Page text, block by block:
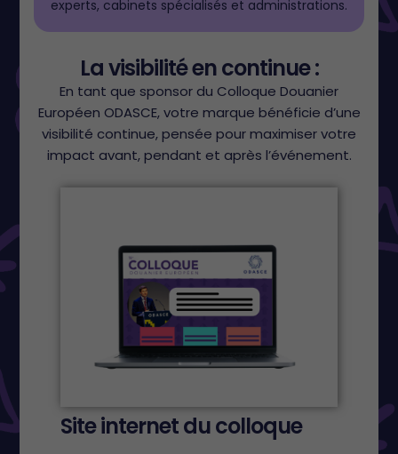
experts, cabinets spécialisés et administrations.
La visibilité en continue :
En tant que sponsor du Colloque Douanier
Européen ODASCE, votre marque bénéficie d’une
visibilité continue, pensée pour maximiser votre
impact avant, pendant et après l’événement.
Site internet du colloque